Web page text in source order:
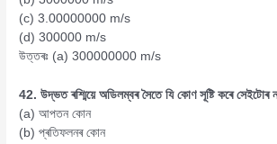
(c) 3.00000000 m/s
(d) 300000 m/s
উত্তৰঃ (a) 300000000 m/s
42. উদ্ভত ৰশ্মিয়ে অডিলম্বৰ সৈতে যি কোণ সূষ্টি কৰে সেইটোৰ
(a) আপতন কোন
(b) প্ৰতিফলনৰ কোন